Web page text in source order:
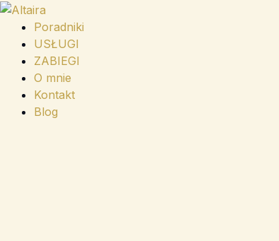
Przejdź
treści
Poradniki
USŁUGI
ZABIEGI
O mnie
Kontakt
Blog